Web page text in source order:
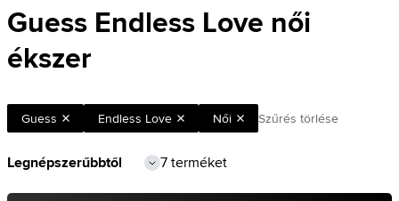
Guess Endless Love női
ékszer
Guess Endless Love Női Szűrés törlése
7 terméket